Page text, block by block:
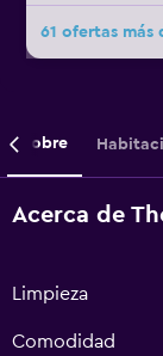
61 ofertas más
Sobre
Acerca de
Limpieza
Comodidad